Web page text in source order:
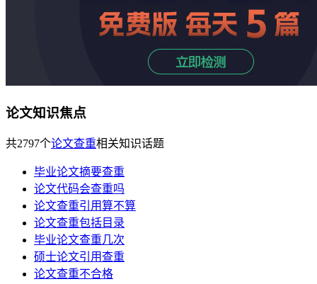
论文知识焦点
共2797个论文查重相关知识话题
毕业论文摘要查重
论文代码会查重吗
论文查重引用算不算
论文查重包括目录
毕业论文查重几次
硕士论文引用查重
论文查重不合格